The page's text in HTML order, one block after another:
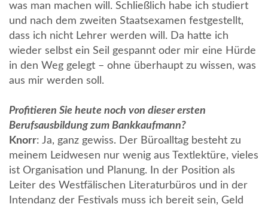
was man machen will. Schließlich habe ich studiert
und nach dem zweiten Staatsexamen festgestellt,
dass ich nicht Lehrer werden will. Da hatte ich
wieder selbst ein Seil gespannt oder mir eine Hürde
in den Weg gelegt – ohne überhaupt zu wissen, was
aus mir werden soll.
Profitieren Sie heute noch von dieser ersten
Berufsausbildung zum Bankkaufmann?
Knorr: Ja, ganz gewiss. Der Büroalltag besteht zu
meinem Leidwesen nur wenig aus Textlektüre, vieles
ist Organisation und Planung. In der Position als
Leiter des Westfälischen Literaturbüros und in der
Intendanz der Festivals muss ich bereit sein, Geld